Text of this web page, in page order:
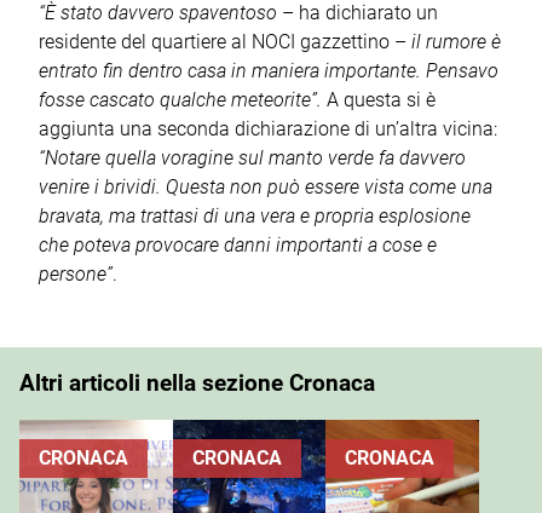
“È stato davvero spaventoso – ha dichiarato un
residente del quartiere al NOCI gazzettino – il rumore è
entrato fin dentro casa in maniera importante. Pensavo
fosse cascato qualche meteorite”. A questa si è
aggiunta una seconda dichiarazione di un’altra vicina:
“Notare quella voragine sul manto verde fa davvero
venire i brividi. Questa non può essere vista come una
bravata, ma trattasi di una vera e propria esplosione
che poteva provocare danni importanti a cose e
persone”.
Altri articoli nella sezione Cronaca
CRONACA CRONACA CRONACA